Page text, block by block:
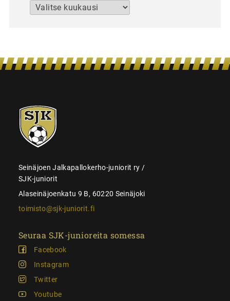
Arkistot
SJK-
juniorit
Seinäjoen Jalkapallokerho-juniorit ry /
SJK-juniorit
Alaseinäjoenkatu 9 B, 60220 Seinäjoki
toimisto@sjk-juniorit.fi
Seuraa SJK-junioreita somessa
Facebook
Instagram
Twitter
Youtube